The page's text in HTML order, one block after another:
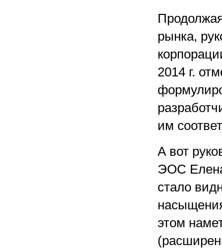
рынка,
2014 г.
им
А вот
ЭОС
стало
этом